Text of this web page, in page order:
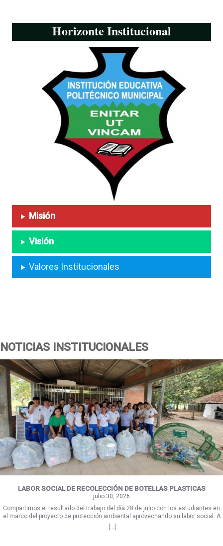
Horizonte Institucional
Misión
Visión
Valores Institucionales
NOTICIAS INSTITUCIONALES
LABOR SOCIAL DE RECOLECCIÓN DE BOTELLAS PLASTICAS
julio 30, 2026
Compartimos el resultado del trabajo del día 28 de julio con los estudiantes en
el marco del proyecto de protección ambiental aprovechando su labor social. A
la fecha se recolectaron desde los puntos ecológicos que ellos mismos
elaboraron, aproximadamente 2000 botellas de plástico. FELICITACIONES Y